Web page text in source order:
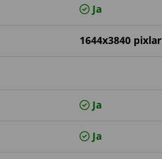
Ja
1644x3840 pixlar
Ja
Ja